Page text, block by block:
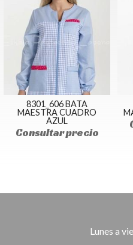
8301_606 BATA
MAESTRA CUADRO
AZUL
Consultar precio
Lunes a